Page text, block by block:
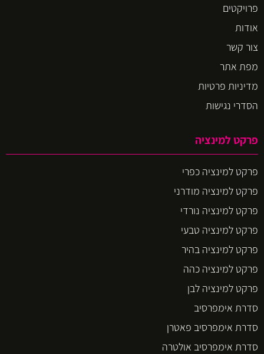
פרויקטים
אודות
צור קשר
מפת אתר
מדיניות פרטיות
הסדרי נגישות
פרקט למינציה
פרקט למינציה כפרי
פרקט למינציה מודרני
פרקט למינציה נורדי
פרקט למינציה טבעי
פרקט למינציה בהיר
פרקט למינציה כהה
פרקט למינציה לבן
סדרת אימפרסיב
סדרת אימפרסיב פאטרן
סדרת אימפרסיב אולטרה